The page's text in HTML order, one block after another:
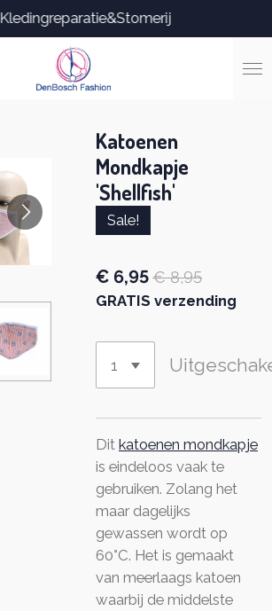
Kledingreparatie&Stomerij
Katoenen
Mondkapje
'Shellfish'
Sale!
€ 6,95€ 8,95
GRATIS verzending
Dit katoenen mondkapje
is eindeloos vaak te
gebruiken. Zolang het
maar dagelijks
gewassen wordt op
60°C. Het is gemaakt
van meerlaags katoen
waarbij de middelste